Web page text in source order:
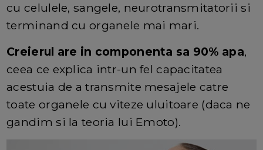
cu celulele, sangele, neurotransmitatorii si
terminand cu organele mai mari.
Creierul are in componenta sa 90% apa,
ceea ce explica intr-un fel capacitatea
acestuia de a transmite mesajele catre
toate organele cu viteze uluitoare (daca ne
gandim si la teoria lui Emoto).